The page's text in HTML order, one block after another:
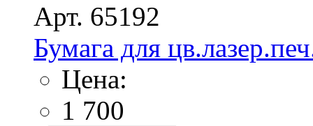
Арт. 65192
Бумага для
Цена:
1 700